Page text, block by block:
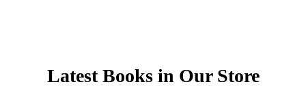
Latest Books in Our Store